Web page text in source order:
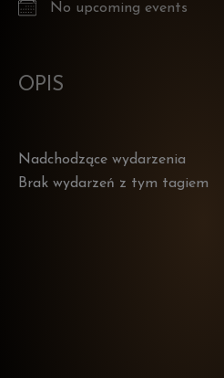
No upcoming events
OPIS
Nadchodzące wydarzenia
Brak wydarzeń z tym tagiem